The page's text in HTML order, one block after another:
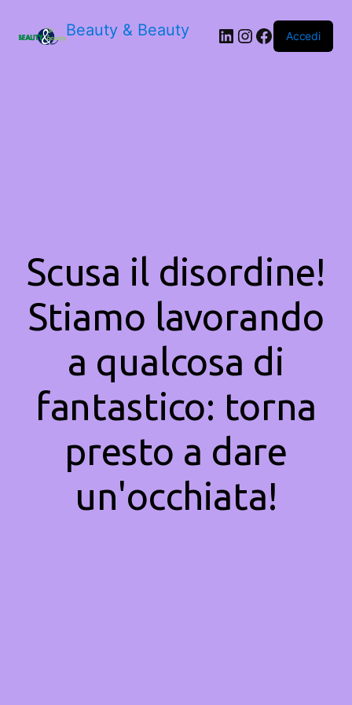
Beauty & Beauty LinkedIn
Instagram
Facebook
Accedi
Scusa il disordine!
Stiamo lavorando
a qualcosa di
fantastico: torna
presto a dare
un'occhiata!